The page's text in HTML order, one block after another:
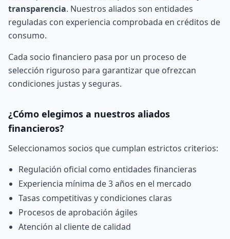
transparencia. Nuestros aliados son entidades
reguladas con experiencia comprobada en créditos de
consumo.
Cada socio financiero pasa por un proceso de
selección riguroso para garantizar que ofrezcan
condiciones justas y seguras.
¿Cómo elegimos a nuestros aliados
financieros?
Seleccionamos socios que cumplan estrictos criterios:
Regulación oficial como entidades financieras
Experiencia mínima de 3 años en el mercado
Tasas competitivas y condiciones claras
Procesos de aprobación ágiles
Atención al cliente de calidad